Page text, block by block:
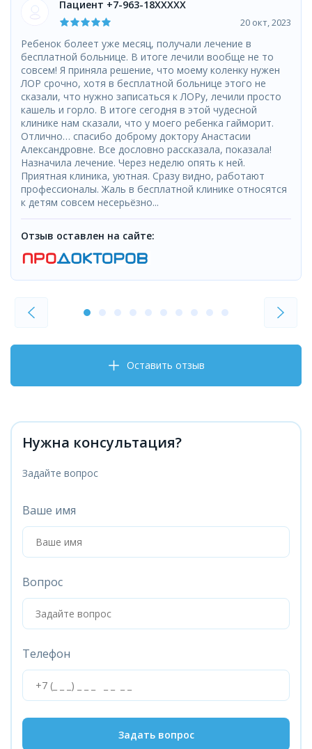
Пациент +7-963-18XXXXX
20 окт, 2023
Ребенок болеет уже месяц, получали лечение в
бесплатной больнице. В итоге лечили вообще не то
совсем! Я приняла решение, что моему коленку нужен
ЛОР срочно, хотя в бесплатной больнице этого не
сказали, что нужно записаться к ЛОРу, лечили просто
кашель и горло. В итоге сегодня в этой чудесной
клинике нам сказали, что у моего ребенка гайморит.
Отлично… спасибо доброму доктору Анастасии
Александровне. Все дословно рассказала, показала!
Назначила лечение. Через неделю опять к ней.
Приятная клиника, уютная. Сразу видно, работают
профессионалы. Жаль в бесплатной клинике относятся
к детям совсем несерьёзно...
Отзыв оставлен на сайте:
Оставить отзыв
Нужна консультация?
Задайте вопрос
Ваше имя
Вопрос
Телефон
Задать вопрос